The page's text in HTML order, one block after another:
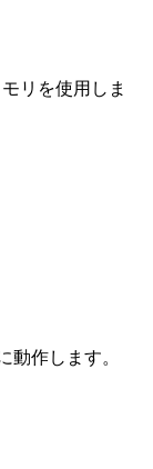
リを使用しま
動作します。